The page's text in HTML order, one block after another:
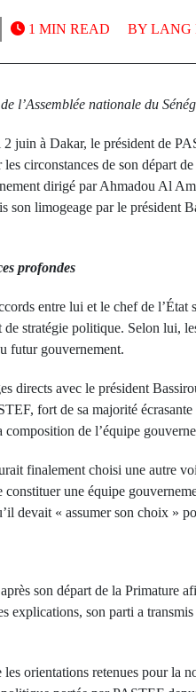
BY LANG
1 MIN READ
l’Assemblée nationale du
juin à Dakar, le président de
circonstances de son départ
dirigé par Ahmadou Al
son limogeage par le président
profondes
entre lui et le chef de l’État
stratégie politique. Selon lui,
futur gouvernement.
directs avec le président
fort de sa majorité écrasante
de l’équipe
finalement choisi une autre
une équipe
devait « assumer son choix »
son départ de la Primature
son parti a
orientations retenues pour la